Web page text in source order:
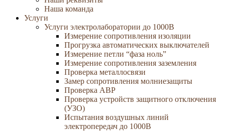
Наша команда
Услуги
Услуги электролаборатории до 1000В
Измерение сопротивления изоляции
Прогрузка автоматических выключателей
Измерение петли “фаза ноль”
Измерение сопротивления заземления
Проверка металлосвязи
Замер сопротивления молниезащиты
Проверка АВР
Проверка устройств защитного отключения
(УЗО)
Испытания воздушных линий
электропередач до 1000В